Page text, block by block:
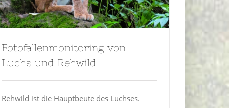
Fotofallenmonitoring von
Luchs und Rehwild
Rehwild ist die Hauptbeute des Luchses.